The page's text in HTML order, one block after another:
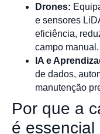
Drones:
e sensores
eficiência,
campo manual.
IA e
de dados,
manutenção
Por que a
é essencial